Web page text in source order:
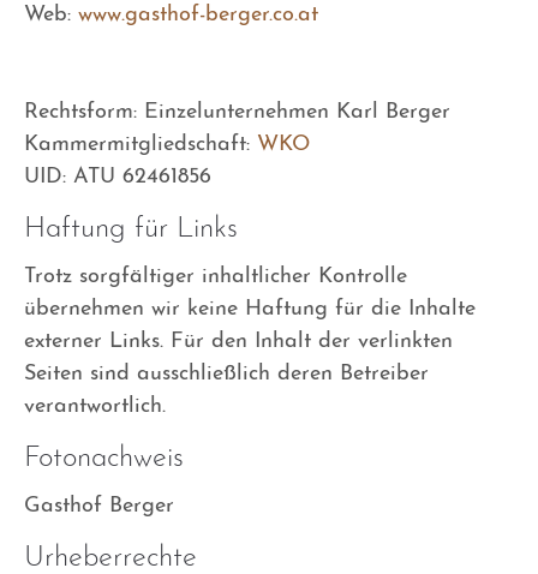
Web: www.gasthof-berger.co.at
Rechtsform: Einzelunternehmen Karl Berger
Kammermitgliedschaft: WKO
UID: ATU 62461856
Haftung für Links
Trotz sorgfältiger inhaltlicher Kontrolle
übernehmen wir keine Haftung für die Inhalte
externer Links. Für den Inhalt der verlinkten
Seiten sind ausschließlich deren Betreiber
verantwortlich.
Fotonachweis
Gasthof Berger
Urheberrechte